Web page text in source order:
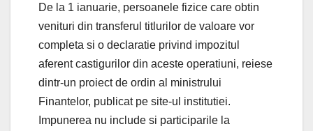
De la 1 ianuarie, persoanele fizice care obtin
venituri din transferul titlurilor de valoare vor
completa si o declaratie privind impozitul
aferent castigurilor din aceste operatiuni, reiese
dintr-un proiect de ordin al ministrului
Finantelor, publicat pe site-ul institutiei.
Impunerea nu include si participarile la